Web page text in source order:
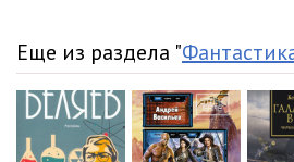
036
037
038
Еще из раздела "